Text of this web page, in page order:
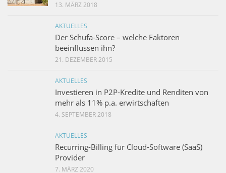
13. MÄRZ 2018
AKTUELLES
Der Schufa-Score – welche Faktoren
beeinflussen ihn?
21. DEZEMBER 2015
AKTUELLES
Investieren in P2P-Kredite und Renditen von
mehr als 11% p.a. erwirtschaften
4. SEPTEMBER 2018
AKTUELLES
Recurring-Billing für Cloud-Software (SaaS)
Provider
7. MÄRZ 2020